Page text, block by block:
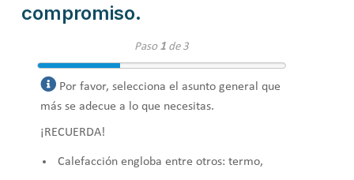
compromiso.
Paso 1de 3
Por favor, selecciona el asunto general que
más se adecue a lo que necesitas.
¡RECUERDA!
Calefacción engloba entre otros: termo,